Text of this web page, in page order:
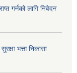
गर्नको लागि निवेदन
भत्ता निकासा